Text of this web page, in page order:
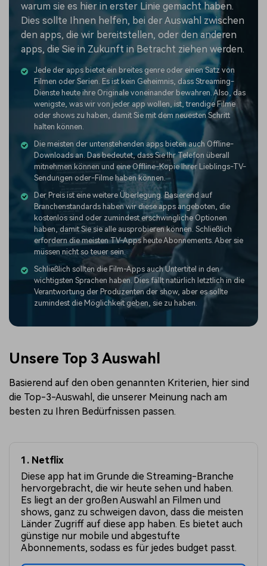
warum sie es hier in erster Linie gemacht haben.
Dies sollte Ihnen helfen, bei der Auswahl zwischen
den apps, die wir bereitstellen, oder den anderen
apps, die Sie in Zukunft in Betracht ziehen werden.
Jede der apps bietet ein breites genre oder einen Satz von
Filmen oder Serien. Es ist kein Geheimnis, dass Streaming-
Dienste heute ihre Originale voneinander bewahren. Also, das
wenigste, was wir von jeder app wollen, ist, trendige Filme
oder shows zu haben, damit Sie mit dem neuesten Schritt
halten können.
Die meisten der untenstehenden apps bieten auch Offline-
Downloads an. Das bedeutet, dass Sie Ihr Telefon überall
mitnehmen können und eine Offline-Kopie Ihrer Lieblings-TV-
Sendungen oder-Filme haben können.
Der Preis ist eine weitere Überlegung. Basierend auf
Branchenstandards haben wir diese apps angeboten, die
kostenlos sind oder zumindest erschwingliche Optionen
haben, damit Sie sie alle ausprobieren können. Schließlich
erfordern die meisten TV-Apps heute Abonnements. Aber sie
müssen nicht so teuer sein.
Schließlich sollten die Film-Apps auch Untertitel in den
wichtigsten Sprachen haben. Dies fällt natürlich letztlich in die
Verantwortung der Produzenten der show, aber es sollte
zumindest die Möglichkeit geben, sie zu haben.
Unsere Top 3 Auswahl
Basierend auf den oben genannten Kriterien, hier sind
die Top-3-Auswahl, die unserer Meinung nach am
besten zu Ihren Bedürfnissen passen.
1. Netflix
Diese app hat im Grunde die Streaming-Branche
hervorgebracht, die wir heute sehen und haben.
Es liegt an der großen Auswahl an Filmen und
shows, ganz zu schweigen davon, dass die meisten
Länder Zugriff auf diese app haben. Es bietet auch
günstige nur mobile und abgestufte
Abonnements, sodass es für jedes budget passt.